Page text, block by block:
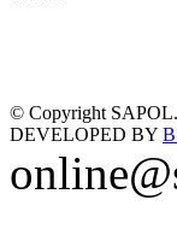
© Copyright
DEVELOPED BY